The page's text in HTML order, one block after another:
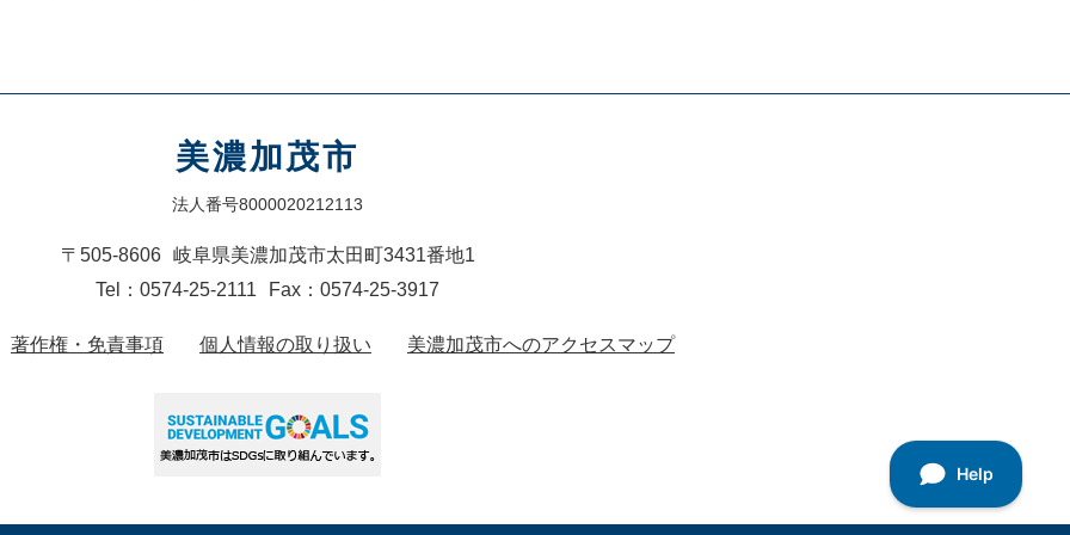
美濃加茂市
法人番号8000020212113
〒505-8606
岐阜県美濃加茂市太田町3431番地1
Tel：0574-25-2111
Fax：0574-25-3917
著作権・免責事項 個人情報の取り扱い 美濃加茂市へのアクセスマップ